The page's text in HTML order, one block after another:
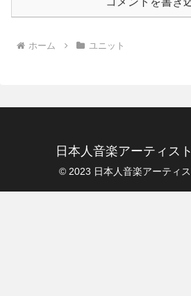
ホーム ユニット
日本人音楽アーティス
© 2023 日本人音楽アーティ